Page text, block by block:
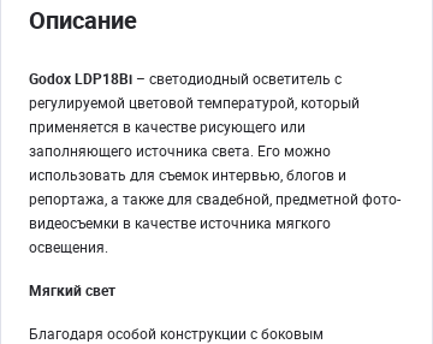
Описание
Godox LDP18Bi – светодиодный осветитель с
регулируемой цветовой температурой, который
применяется в качестве рисующего или
заполняющего источника света. Его можно
использовать для съемок интервью, блогов и
репортажа, а также для свадебной, предметной фото-
видеосъемки в качестве источника мягкого
освещения.
Мягкий свет
Благодаря особой конструкции с боковым